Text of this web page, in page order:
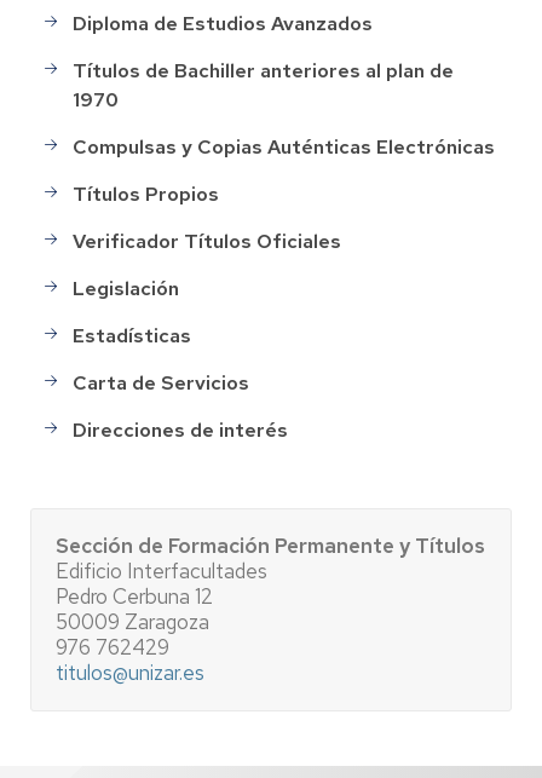
Diploma de Estudios Avanzados
Títulos de Bachiller anteriores al plan de
1970
Compulsas y Copias Auténticas Electrónicas
Títulos Propios
Verificador Títulos Oficiales
Legislación
Estadísticas
Carta de Servicios
Direcciones de interés
Sección de Formación Permanente y Títulos
Edificio Interfacultades
Pedro Cerbuna 12
50009 Zaragoza
976 762429
titulos@unizar.es